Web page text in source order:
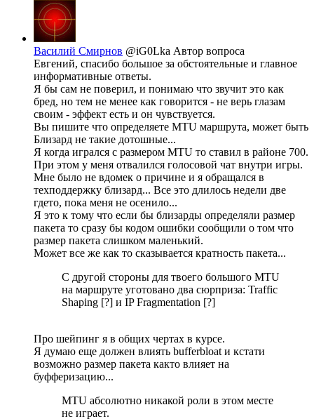
Василий Смирнов @iG0Lka Автор вопроса
Евгений, спасибо большое за обстоятельные и главное
информативные ответы.
Я бы сам не поверил, и понимаю что звучит это как
бред, но тем не менее как говорится - не верь глазам
своим - эффект есть и он чувствуется.
Вы пишите что определяете MTU маршрута, может быть
Близард не такие дотошные...
Я когда игрался с размером MTU то ставил в районе 700.
При этом у меня отвалился голосовой чат внутри игры.
Мне было не вдомек о причине и я обращался в
техподдержку близард... Все это длилось недели две
гдето, пока меня не осенило...
Я это к тому что если бы близарды определяли размер
пакета то сразу бы кодом ошибки сообщили о том что
размер пакета слишком маленький.
Может все же как то сказывается кратность пакета...
С другой стороны для твоего большого MTU
на маршруте уготовано два сюрприза: Traffic
Shaping [?] и IP Fragmentation [?]
Про шейпинг я в общих чертах в курсе.
Я думаю еще должен влиять bufferbloat и кстати
возможно размер пакета както влияет на
буфферизацию...
MTU абсолютно никакой роли в этом месте
не играет.